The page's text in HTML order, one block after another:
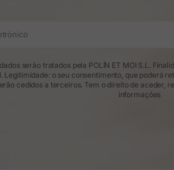
serão tratados pela POLÍN ET MOI S.L.
Legitimidade: o seu consentimento, que poderá
cedidos a terceiros. Tem o direito de aceder,
informações